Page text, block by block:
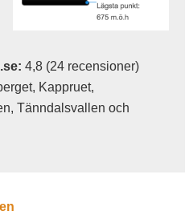
4,8 (24 recensioner)
Kappruet,
Tänndalsvallen och